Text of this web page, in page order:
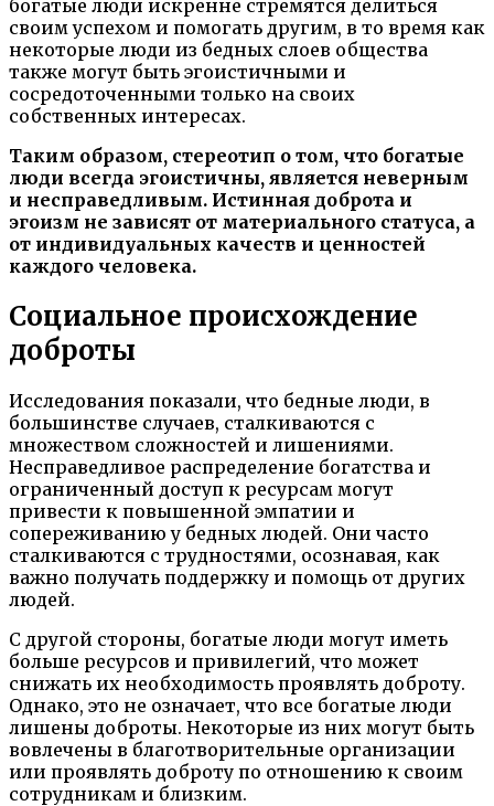
богатые люди искренне стремятся делиться
своим успехом и помогать другим, в то время как
некоторые люди из бедных слоев общества
также могут быть эгоистичными и
сосредоточенными только на своих
собственных интересах.
Таким образом, стереотип о том, что богатые
люди всегда эгоистичны, является неверным
и несправедливым. Истинная доброта и
эгоизм не зависят от материального статуса, а
от индивидуальных качеств и ценностей
каждого человека.
Социальное происхождение
доброты
Исследования показали, что бедные люди, в
большинстве случаев, сталкиваются с
множеством сложностей и лишениями.
Несправедливое распределение богатства и
ограниченный доступ к ресурсам могут
привести к повышенной эмпатии и
сопереживанию у бедных людей. Они часто
сталкиваются с трудностями, осознавая, как
важно получать поддержку и помощь от других
людей.
С другой стороны, богатые люди могут иметь
больше ресурсов и привилегий, что может
снижать их необходимость проявлять доброту.
Однако, это не означает, что все богатые люди
лишены доброты. Некоторые из них могут быть
вовлечены в благотворительные организации
или проявлять доброту по отношению к своим
сотрудникам и близким.